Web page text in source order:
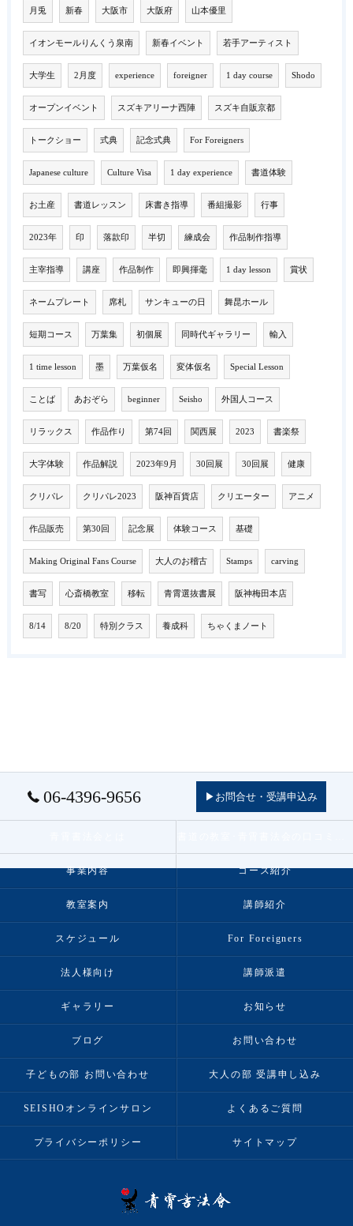
月兎 新春 大阪市 大阪府 山本優里
イオンモールりんくう泉南 新春イベント 若手アーティスト
大学生 2月度 experience foreigner 1 day course Shodo
オープンイベント スズキアリーナ西陣 スズキ自販京都
トークショー 式典 記念式典 For Foreigners
Japanese culture Culture Visa 1 day experience 書道体験
お土産 書道レッスン 床書き指導 番組撮影 行事
2023年 印 落款印 半切 練成会 作品制作指導
主宰指導 講座 作品制作 即興揮毫 1 day lesson 賞状
ネームプレート 席札 サンキューの日 舞昆ホール
短期コース 万葉集 初個展 同時代ギャラリー 輸入
1 time lesson 墨 万葉仮名 変体仮名 Special Lesson
ことば あおぞら beginner Seisho 外国人コース
リラックス 作品作り 第74回 関西展 2023 書楽祭
大字体験 作品解説 2023年9月 30回展 30回展 健康
クリパレ クリパレ2023 阪神百貨店 クリエーター アニメ
作品販売 第30回 記念展 体験コース 基礎
Making Original Fans Course 大人のお稽古 Stamps carving
書写 心斎橋教室 移転 青霄選抜書展 阪神梅田本店
8/14 8/20 特別クラス 養成科 ちゃくまノート
06-4396-9656 ▶お問合せ・受講申込み
事業内容 コース紹介
教室案内 講師紹介
スケジュール For Foreigners
法人様向け 講師派遣
ギャラリー お知らせ
ブログ お問い合わせ
子どもの部 お問い合わせ 大人の部 受講申し込み
SEISHOオンラインサロン よくあるご質問
プライバシーポリシー サイトマップ